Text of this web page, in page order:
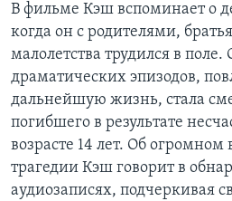
В фильме Кэш вспоминает о
когда он с родителями,
малолетства трудился в
драматических эпизодов,
дальнейшую жизнь, стала
погибшего в результате
возрасте 14 лет. Об
трагедии Кэш говорит в
аудиозаписях, подчеркивая